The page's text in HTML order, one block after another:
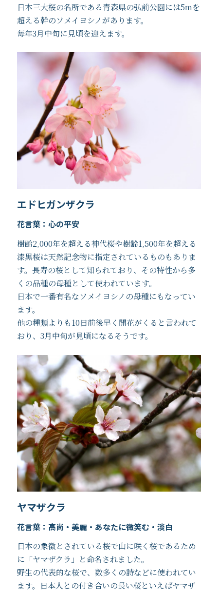
日本三大桜の名所である青森県の弘前公園には5mを
超える幹のソメイヨシノがあります。
毎年3月中旬に見頃を迎えます。
エドヒガンザクラ
花言葉：心の平安
樹齢2,000年を超える神代桜や樹齢1,500年を超える
漆黒桜は天然記念物に指定されているものもありま
す。長寿の桜として知られており、その特性から多
くの品種の母種として使われています。
日本で一番有名なソメイヨシノの母種にもなってい
ます。
他の種類よりも10日前後早く開花がくると言われて
おり、3月中旬が見頃になるそうです。
ヤマザクラ
花言葉：高尚・美麗・あなたに微笑む・淡白
日本の象徴とされている桜で山に咲く桜であるため
に「ヤマザクラ」と命名されました。
野生の代表的な桜で、数多くの詩などに使われてい
ます。日本人との付き合いの長い桜といえばヤマザ